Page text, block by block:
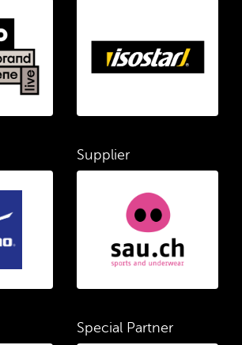
Supplier
Special Partner